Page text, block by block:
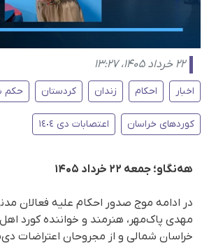
۲۲ خرداد ۱۴۰۵، ۱۳:۲۷
اخبار احکام زندان کردستان حکم
کوردهای خراسان اعتصابات دی ١٤٠٤
هه‌نگاو؛ جمعه ۲۲ خرداد ۱۴۰۵
در ادامه موج صدور احکام علیه فعالان
مهدی پاک‌مهر، هنرمند و خواننده کورد
خراسان شمالی و از مجروحان اعتراضات